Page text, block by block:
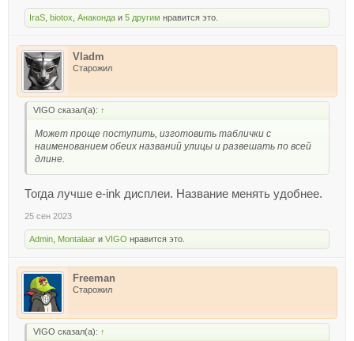
IraS biotox Анаконда и 5 другим нравится это.
Vladm
Старожил
VIGO сказал(а): ↑
Может проще поступить, изготовить таблички с
наименованием обеих названий улицы и развешать по всей
длине.
Тогда лучше e-ink дисплеи. Название менять удобнее.
25 сен 2023
Admin Montalaar и VIGO нравится это.
Freeman
Старожил
VIGO сказал(а): ↑